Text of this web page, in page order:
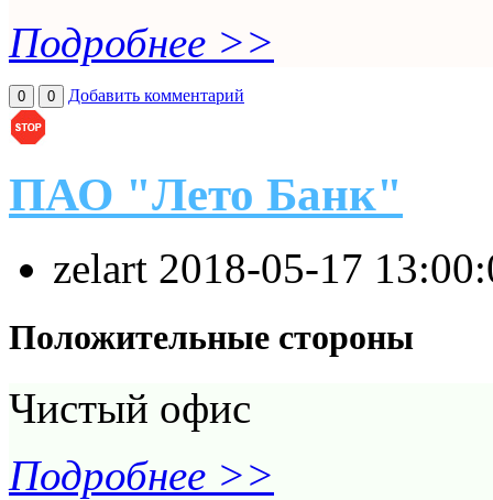
Подробнее >>
0 0 Добавить комментарий
ПАО "Лето Банк"
zelart 2018-05-17
Положительные стороны
Чистый офис
Подробнее >>